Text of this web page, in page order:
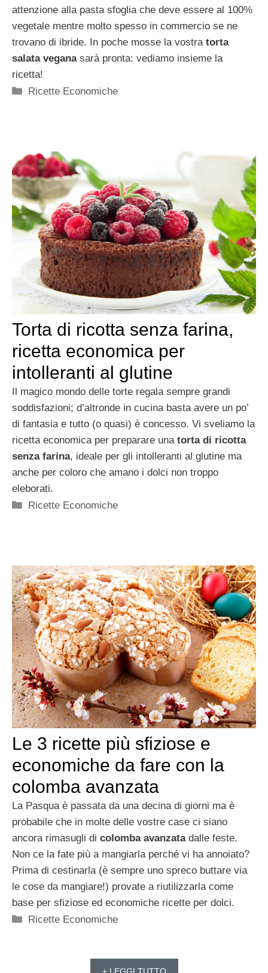
attenzione alla pasta sfoglia che deve essere al 100%
vegetale mentre molto spesso in commercio se ne
trovano di ibride. In poche mosse la vostra torta
salata veganasarà pronta: vediamo insieme la
ricetta!
Categorie
Ricette Economiche
Torta di ricotta senza farina,
ricetta economica per
intolleranti al glutine
Il magico mondo delle torte regala sempre grandi
soddisfazioni; d’altronde in cucina basta avere un po’
di fantasia e tutto (o quasi) è concesso. Vi sveliamo la
ricetta economica per preparare una torta di ricotta
senza farina, ideale per gli intolleranti al glutine ma
anche per coloro che amano i dolci non troppo
eleborati.
Categorie
Ricette Economiche
Le 3 ricette più sfiziose e
economiche da fare con la
colomba avanzata
La Pasqua è passata da una decina di giorni ma è
probabile che in molte delle vostre case ci siano
ancora rimasugli di colomba avanzatadalle feste.
Non ce la fate più a mangiarla perché vi ha annoiato?
Prima di cestinarla (è sempre uno spreco buttare via
le cose da mangiare!) provate a riutilizzarla come
base per sfiziose ed economiche ricette per dolci.
Categorie
Ricette Economiche